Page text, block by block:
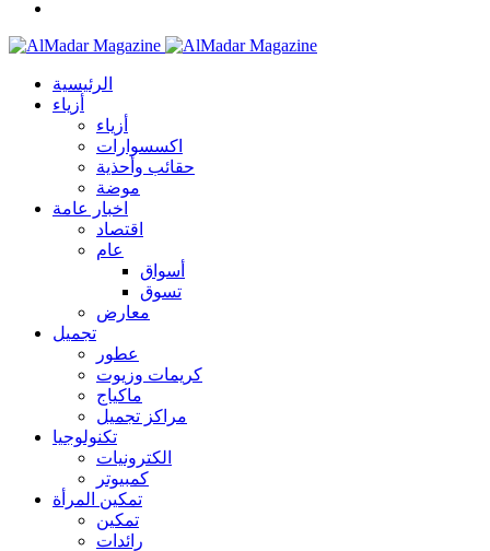
الرئيسية
أزياء
أزياء
اكسسوارات
حقائب وأحذية
موضة
اخبار عامة
اقتصاد
عام
أسواق
تسوق
معارض
تجميل
عطور
كريمات وزيوت
ماكياج
مراكز تجميل
تكنولوجيا
الكترونيات
كمبيوتر
تمكين المرأة
تمكين
رائدات